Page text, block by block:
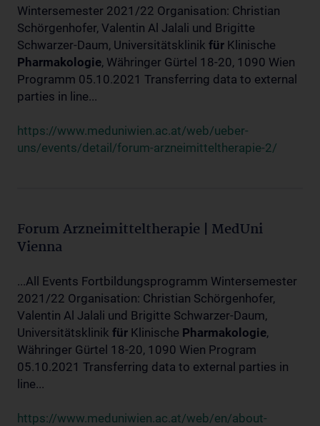
Wintersemester 2021/22 Organisation: Christian
Schörgenhofer, Valentin Al Jalali und Brigitte
Schwarzer-Daum, Universitätsklinik für Klinische
Pharmakologie, Währinger Gürtel 18-20, 1090 Wien
Programm 05.10.2021 Transferring data to external
parties in line...
https://www.meduniwien.ac.at/web/ueber-
uns/events/detail/forum-arzneimitteltherapie-2/
Forum Arzneimitteltherapie | MedUni
Vienna
...All Events Fortbildungsprogramm Wintersemester
2021/22 Organisation: Christian Schörgenhofer,
Valentin Al Jalali und Brigitte Schwarzer-Daum,
Universitätsklinik für Klinische Pharmakologie,
Währinger Gürtel 18-20, 1090 Wien Program
05.10.2021 Transferring data to external parties in
line...
https://www.meduniwien.ac.at/web/en/about-